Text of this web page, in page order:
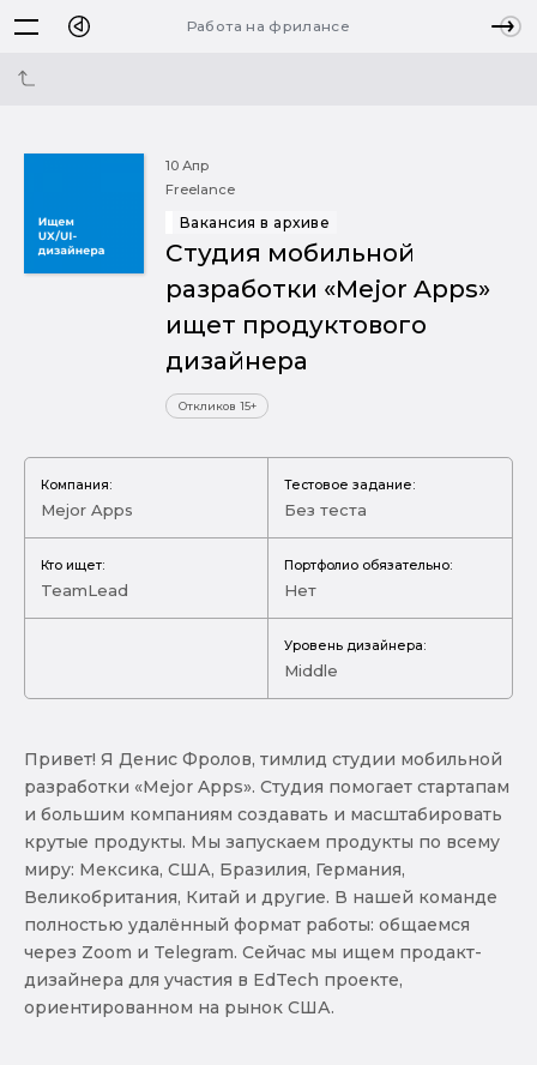
Работа на фрилансе
10 Апр
Freelance
Вакансия в архиве
Студия мобильной
разработки «Mejor Apps»
ищет продуктового
дизайнера
Откликов 15+
Компания:
Mejor Apps
Тестовое задание:
Без теста
Кто ищет:
TeamLead
Портфолио обязательно:
Нет
Уровень дизайнера:
Middle
Привет! Я Денис Фролов, тимлид студии мобильной
разработки «Mejor Apps». Студия помогает стартапам
и большим компаниям создавать и масштабировать
крутые продукты. Мы запускаем продукты по всему
миру: Мексика, США, Бразилия, Германия,
Великобритания, Китай и другие. В нашей команде
полностью удалённый формат работы: общаемся
через Zoom и Telegram. Сейчас мы ищем продакт-
дизайнера для участия в EdTech проекте,
ориентированном на рынок США.